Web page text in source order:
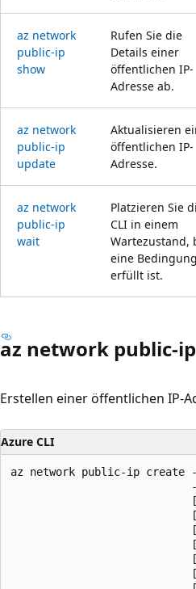
az network
public-ip
show
Rufen Sie die
Details einer
öffentlichen IP-
Adresse ab.
az network
public-ip
update
Aktualisieren
öffentlichen IP-
Adresse.
az network
public-ip
wait
Platzieren Sie
CLI in einem
Wartezustand,
eine Bedingung
erfüllt ist.
az network public-
Erstellen einer öffentlichen IP-
Azure CLI
az network public-ip create